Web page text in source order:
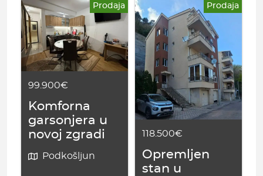
Prodaja
99.900€
Komforna
garsonjera u
novoj zgradi
Podkošljun
Prodaja
118.500€
Opremljen
stan u